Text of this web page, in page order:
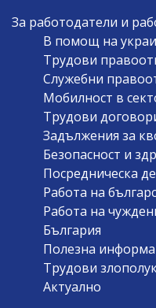
За работодатели и
В помощ на
Трудови
Служебни
Мобилност в
Трудови
Задължения за
Безопасност и
Посредническа
Работа на
Работа на
България
Полезна
Трудови
Актуално